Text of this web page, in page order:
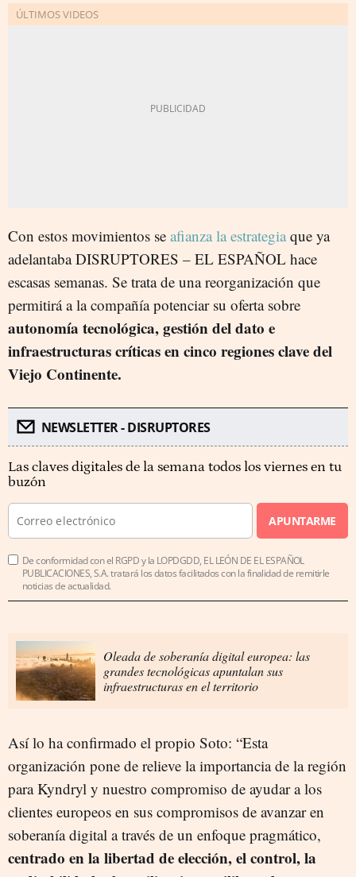
Con estos movimientos se afianza la estrategia que ya
adelantaba DISRUPTORES – EL ESPAÑOL hace
escasas semanas. Se trata de una reorganización que
permitirá a la compañía potenciar su oferta sobre
autonomía tecnológica, gestión del dato e
infraestructuras críticas en cinco regiones clave del
Viejo Continente.
NEWSLETTER - DISRUPTORES
Las claves digitales de la semana todos los viernes en tu
buzón
APUNTARME
De conformidad con el RGPD y la LOPDGDD, EL LEÓN DE EL ESPAÑOL
PUBLICACIONES, S.A. tratará los datos facilitados con la finalidad de remitirle
noticias de actualidad.
Oleada de soberanía digital europea: las
grandes tecnológicas apuntalan sus
infraestructuras en el territorio
Así lo ha confirmado el propio Soto: “Esta
organización pone de relieve la importancia de la región
para Kyndryl y nuestro compromiso de ayudar a los
clientes europeos en sus compromisos de avanzar en
soberanía digital a través de un enfoque pragmático,
centrado en la libertad de elección, el control, la